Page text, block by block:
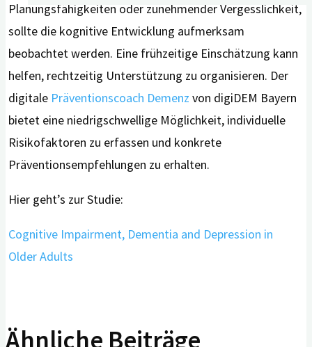
nach:
Planungsfähigkeiten oder zunehmender Vergesslichkeit,
sollte die kognitive Entwicklung aufmerksam
beobachtet werden. Eine frühzeitige Einschätzung kann
helfen, rechtzeitig Unterstützung zu organisieren. Der
digitale Präventionscoach Demenz von digiDEM Bayern
bietet eine niedrigschwellige Möglichkeit, individuelle
Risikofaktoren zu erfassen und konkrete
Präventionsempfehlungen zu erhalten.
Hier geht’s zur Studie:
Cognitive Impairment, Dementia and Depression in
Older Adults
Ähnliche Beiträge